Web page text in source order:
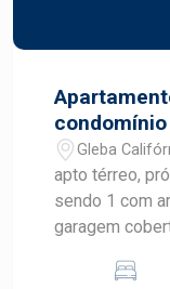
Gleba
apto térreo,
sendo 1 com
garagem